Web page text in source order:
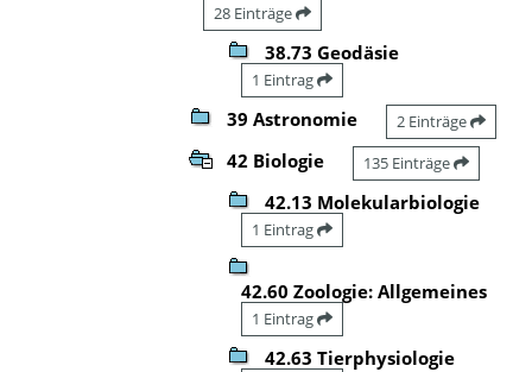
28 Einträge
38.73 Geodäsie
1 Eintrag
39 Astronomie 2 Einträge
42 Biologie 135 Einträge
42.13 Molekularbiologie
1 Eintrag
42.60 Zoologie: Allgemeines
1 Eintrag
42.63 Tierphysiologie